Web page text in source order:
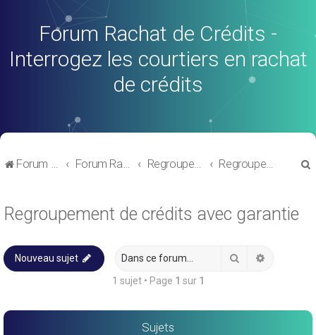
Forum Rachat de Crédits -
Interrogez les courtiers en rachat
de crédits
Forum de discussions sur le Regroupement de Crédits et le Rachat de Crédits Forum Rachat de Crédits Regroupement de crédits ou Rachat de Crédits pour Propriétaire Regroupement de crédits avec garantie
Regroupement de crédits avec garantie
Nouveau sujet Rechercher
1 sujet • Page 1 sur 1
Sujets